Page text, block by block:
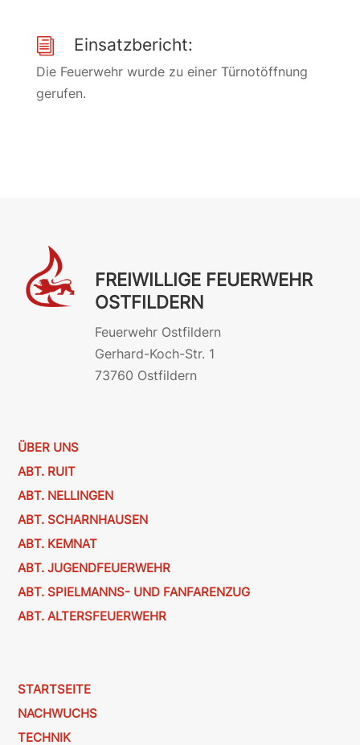
i Einsatzbericht:
Die Feuerwehr wurde zu einer Türnotöffnung
gerufen.
FREIWILLIGE FEUERWEHR
OSTFILDERN
Feuerwehr Ostfildern
Gerhard-Koch-Str. 1
73760 Ostfildern
ÜBER UNS
ABT. RUIT
ABT. NELLINGEN
ABT. SCHARNHAUSEN
ABT. KEMNAT
ABT. JUGENDFEUERWEHR
ABT. SPIELMANNS- UND FANFARENZUG
ABT. ALTERSFEUERWEHR
STARTSEITE
NACHWUCHS
TECHNIK